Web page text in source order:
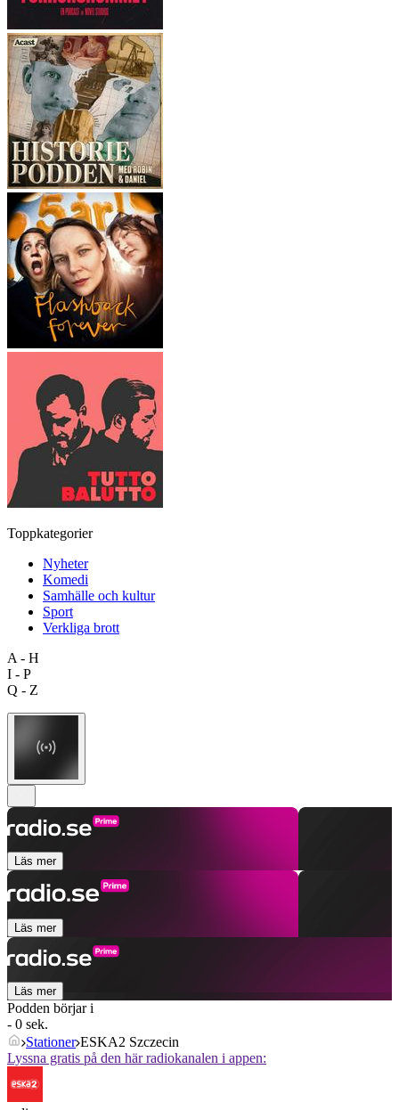
Toppkategorier
Nyheter
Komedi
Samhälle och kultur
Sport
Verkliga brott
A - H
I - P
Q - Z
Läs mer
Läs mer
Läs mer
Podden börjar i
- 0 sek.
Stationer ESKA2 Szczecin
Lyssna gratis på den här radiokanalen i appen: